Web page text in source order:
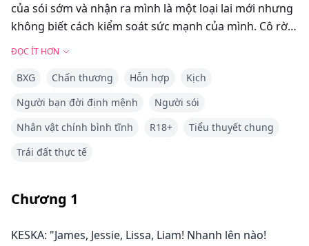
của sói sớm và nhận ra mình là một loại lai mới nhưng
không biết cách kiểm soát sức mạnh của mình. Cô rời
khỏi bầy cùng với người bạn thân và bà ngoại để đến
hiểu rõ bản thân. Sau đó, cùng với bạn đời định mệnh,
người bạn thân, em trai của bạn đời định mệnh và bà
ĐỌC ÍT HƠN
BXG Chấn thương Hỗn hợp
Kịch
Người bạn đời định mệnh
Người sói
Nhân vật chính bình tĩnh
R18+
Tiểu thuyết chung
Trái đất thực tế
Chương 1
KESKA: "James, Jessie, Lissa, Liam! Nhanh lên nào!